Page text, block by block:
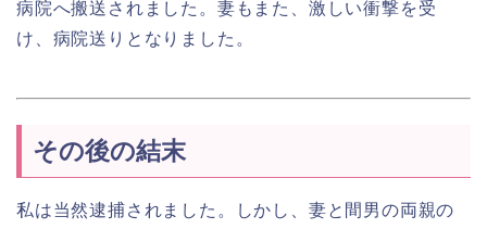
病院へ搬送されました。妻もまた、激しい衝撃を受
け、病院送りとなりました。
その後の結末
私は当然逮捕されました。しかし、妻と間男の両親の